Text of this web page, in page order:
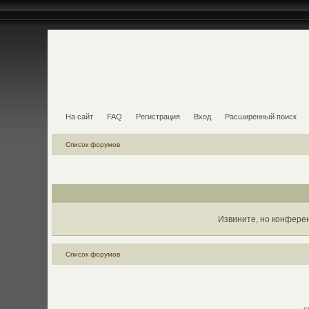
На сайт FAQ Регистрация Вход Расширенный поиск
Список форумов
Извините, но
Список форумов